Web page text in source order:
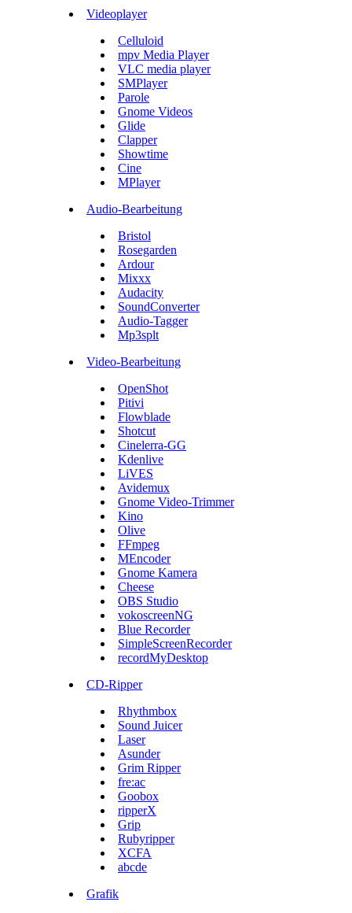
Videoplayer
Celluloid
mpv Media Player
VLC media player
SMPlayer
Parole
Gnome Videos
Glide
Clapper
Showtime
Cine
MPlayer
Audio-Bearbeitung
Bristol
Rosegarden
Ardour
Mixxx
Audacity
SoundConverter
Audio-Tagger
Mp3splt
Video-Bearbeitung
OpenShot
Pitivi
Flowblade
Shotcut
Cinelerra-GG
Kdenlive
LiVES
Avidemux
Gnome Video-Trimmer
Kino
Olive
FFmpeg
MEncoder
Gnome Kamera
Cheese
OBS Studio
vokoscreenNG
Blue Recorder
SimpleScreenRecorder
recordMyDesktop
CD-Ripper
Rhythmbox
Sound Juicer
Laser
Asunder
Grim Ripper
fre:ac
Goobox
ripperX
Grip
Rubyripper
XCFA
abcde
Grafik